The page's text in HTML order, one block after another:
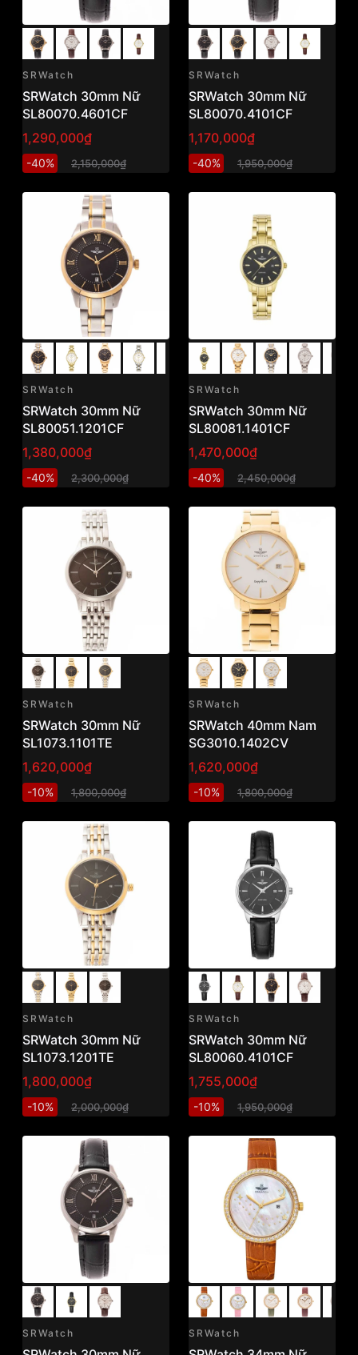
SRWatch
SRWatch 30mm Nữ
SL80070.4601CF
1,290,000₫
-40% 2,150,000₫
SRWatch
SRWatch 30mm Nữ
SL80070.4101CF
1,170,000₫
-40% 1,950,000₫
SRWatch
SRWatch 30mm Nữ
SL80051.1201CF
1,380,000₫
-40% 2,300,000₫
SRWatch
SRWatch 30mm Nữ
SL80081.1401CF
1,470,000₫
-40% 2,450,000₫
SRWatch
SRWatch 30mm Nữ
SL1073.1101TE
1,620,000₫
-10% 1,800,000₫
SRWatch
SRWatch 40mm Nam
SG3010.1402CV
1,620,000₫
-10% 1,800,000₫
SRWatch
SRWatch 30mm Nữ
SL1073.1201TE
1,800,000₫
-10% 2,000,000₫
SRWatch
SRWatch 30mm Nữ
SL80060.4101CF
1,755,000₫
-10% 1,950,000₫
SRWatch SRWatch